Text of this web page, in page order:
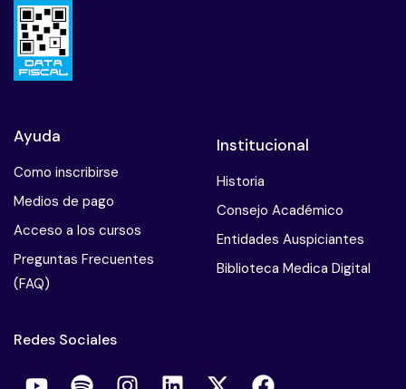
Ayuda
Como inscribirse
Medios de pago
Acceso a los cursos
Preguntas Frecuentes
(FAQ)
Institucional
Historia
Consejo Académico
Entidades Auspiciantes
Biblioteca Medica Digital
Redes Sociales